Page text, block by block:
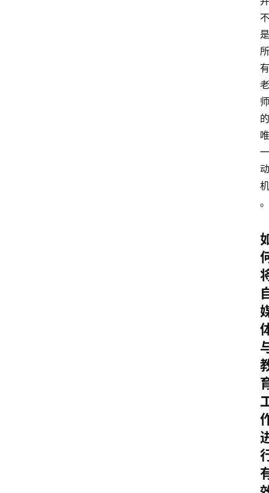
不
是
所
有
老
师
的
唯
一
动
机
。